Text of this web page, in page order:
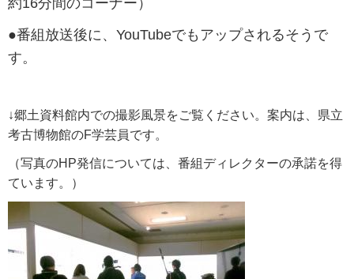
●番組放送後に、YouTubeでもアップされるそうで
す。
↓郷土資料館内での撮影風景をご覧ください。案内は、県立
考古博物館のF学芸員です。
（写真のHP発信については、番組ディレクターの承諾を得
ています。）